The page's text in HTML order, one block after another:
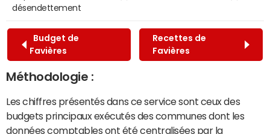
désendettement
Budget de
Favières
Recettes de
Favières
Méthodologie :
Les chiffres présentés dans ce service sont ceux des
budgets principaux exécutés des communes dont les
données comptables ont été centralisées par la